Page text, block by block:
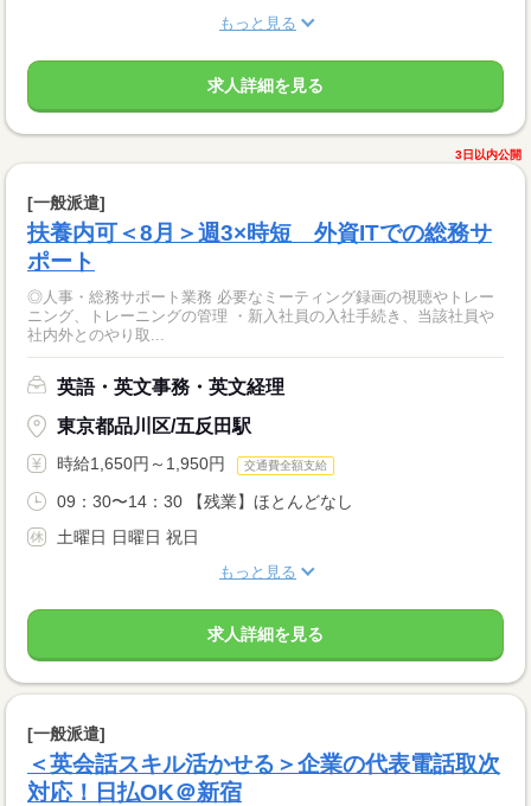
もっと見る
求人詳細を見る
3日以内公開
[一般派遣]
扶養内可＜8月＞週3×時短 外資ITでの総務サ
ポート
◎人事・総務サポート業務 必要なミーティング録画の視聴やトレー
ニング、トレーニングの管理 ・新入社員の入社手続き、当該社員や
社内外とのやり取...
英語・英文事務・英文経理
東京都品川区/五反田駅
時給1,650円～1,950円 交通費全額支給
09：30〜14：30 【残業】ほとんどなし
土曜日 日曜日 祝日
もっと見る
求人詳細を見る
[一般派遣]
＜英会話スキル活かせる＞企業の代表電話取次
対応！日払OK＠新宿